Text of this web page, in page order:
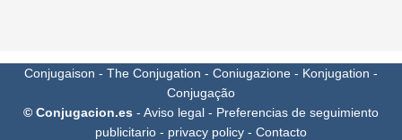
Conjugaison - The Conjugation - Coniugazione - Konjugation -
Conjugação
© Conjugacion.es - Aviso legal - Preferencias de seguimiento
publicitario - privacy policy - Contacto